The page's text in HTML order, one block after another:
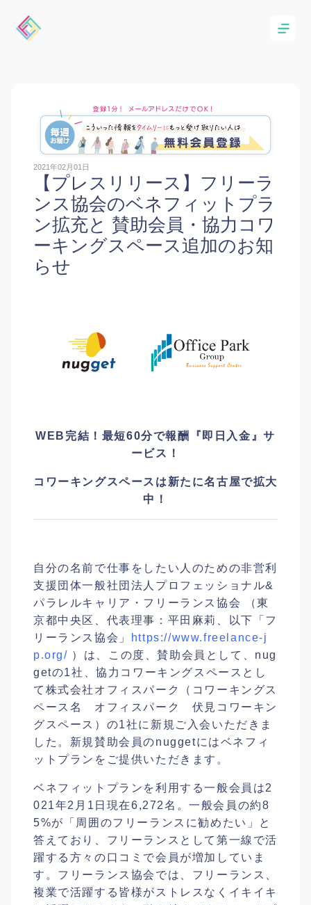
2021年02月01日
【プレスリリース】フリーラ
ンス協会のベネフィットプラ
ン拡充と 賛助会員・協力コワ
ーキングスペース追加のお知
らせ
WEB完結！最短60分で報酬『即日入金』サ
ービス！
コワーキングスペース は新たに名古屋で拡大
中！
自分の名前で仕事をしたい人のための非営利
支援団体一般社団法人プロフェッショナル&
パラレルキャリア・フリーランス協会 （東
京都中央区、代表理事：平田麻莉、以下「フ
リーランス協会」
https://www.freelance-j
p.org/ ）は、この度、賛助会員として、nug
getの1社、協力コワーキングスペースとし
て株式会社オフィスパーク（コワーキングス
ペース名 オフィスパーク 伏見コワーキン
グスペース）の1社に新規ご入会いただきま
した。新規賛助会員のnuggetにはベネフィ
ットプランをご提供いただきます。
ベネフィットプランを利用する一般会員は2
021年2月1日現在6,272名。一般会員の約8
5%が「周囲のフリーランスに勧めたい」と
答えており、フリーランスとして第一線で活
躍する方々の口コミで会員が増加していま
す。フリーランス協会では、フリーランス、
複業で活躍する皆様がストレスなくイキイキ